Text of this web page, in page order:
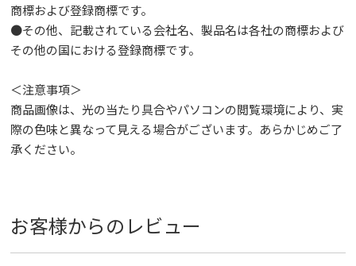
商標および登録商標です。
●その他、記載されている会社名、製品名は各社の商標および
その他の国における登録商標です。
＜注意事項＞
商品画像は、光の当たり具合やパソコンの閲覧環境により、実
際の色味と異なって見える場合がございます。あらかじめご了
承ください。
お客様からのレビュー